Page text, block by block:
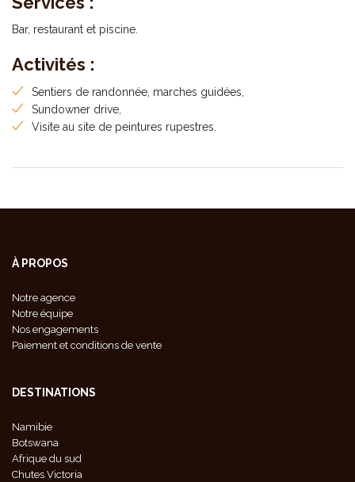
Bar, restaurant et piscine.
Activités :
Sentiers de randonnée, marches guidées,
Sundowner drive,
Visite au site de peintures rupestres.
À PROPOS
Notre agence
Notre équipe
Nos engagements
Paiement et conditions de vente
DESTINATIONS
Namibie
Botswana
Afrique du sud
Chutes Victoria